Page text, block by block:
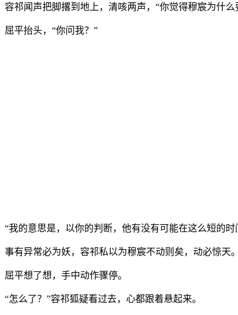
容祁闻声把脚撂到地上，清咳两声，“你觉得穆宸为什
屈平抬头，“你问我？”
“我的意思是，以你的判断，他有没有可能在这么短的
事有异常必为妖，容祁私以为穆宸不动则矣，动必惊天。
屈平想了想，手中动作骤停。
“怎么了？”容祁狐疑看过去，心都跟着悬起来。